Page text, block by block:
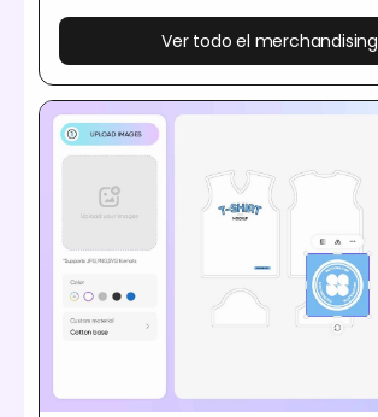
Ver todo el merchandising